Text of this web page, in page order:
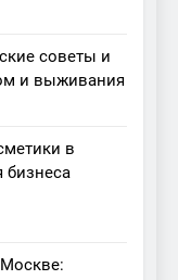
советы и
и выживания
в
бизнеса